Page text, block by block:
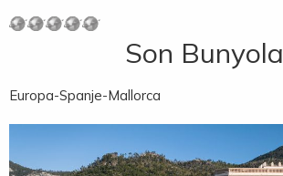
Son Bunyola
Europa-Spanje-Mallorca